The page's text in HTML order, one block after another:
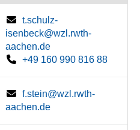
t.schulz-
isenbeck@wzl.rwth-
aachen.de
+49 160 990 816 88
f.stein@wzl.rwth-
aachen.de